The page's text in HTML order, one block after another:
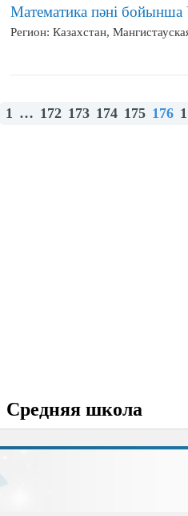
Математика пәні бойынша
Регион: Казахстан,
1 … 172 173 174 175 176
Средняя школа